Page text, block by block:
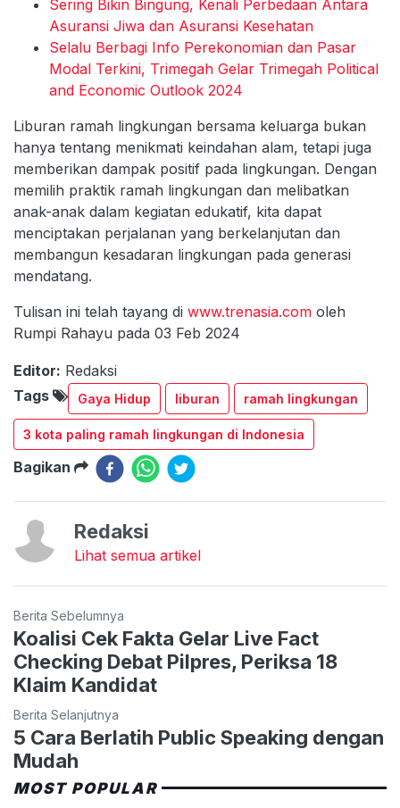
Sering Bikin Bingung, Kenali Perbedaan Antara
Asuransi Jiwa dan Asuransi Kesehatan
Selalu Berbagi Info Perekonomian dan Pasar
Modal Terkini, Trimegah Gelar Trimegah Political
and Economic Outlook 2024
Liburan ramah lingkungan bersama keluarga bukan
hanya tentang menikmati keindahan alam, tetapi juga
memberikan dampak positif pada lingkungan. Dengan
memilih praktik ramah lingkungan dan melibatkan
anak-anak dalam kegiatan edukatif, kita dapat
menciptakan perjalanan yang berkelanjutan dan
membangun kesadaran lingkungan pada generasi
mendatang.
Tulisan ini telah tayang di www.trenasia.com oleh
Rumpi Rahayu pada 03 Feb 2024
Editor: Redaksi
Tags
Gaya Hidup liburan ramah lingkungan
3 kota paling ramah lingkungan di Indonesia
Bagikan
Redaksi
Lihat semua artikel
Berita Sebelumnya
Koalisi Cek Fakta Gelar Live Fact
Checking Debat Pilpres, Periksa 18
Klaim Kandidat
Berita Selanjutnya
5 Cara Berlatih Public Speaking dengan
Mudah
MOST POPULAR